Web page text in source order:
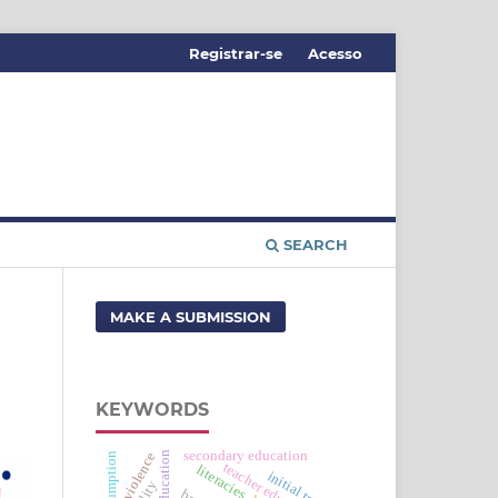
SEARCH
Registrar-se Acesso
MAKE A SUBMISSION
KEYWORDS
literacies
secondary education
violence